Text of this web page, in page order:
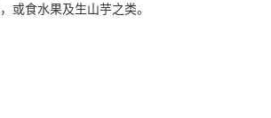
或食水果及生山芋之类。